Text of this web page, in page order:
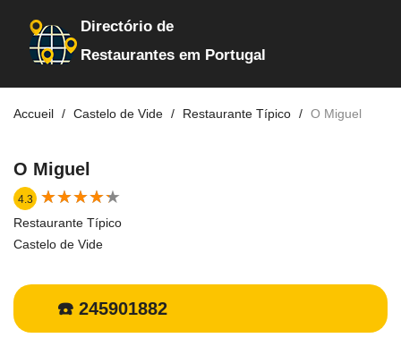
Directório de
Restaurantes em Portugal
Accueil Castelo de Vide Restaurante Típico O Miguel
O Miguel
4.3 ★★★★★
★★★★★
Restaurante Típico
Castelo de Vide
☎️ 245901882